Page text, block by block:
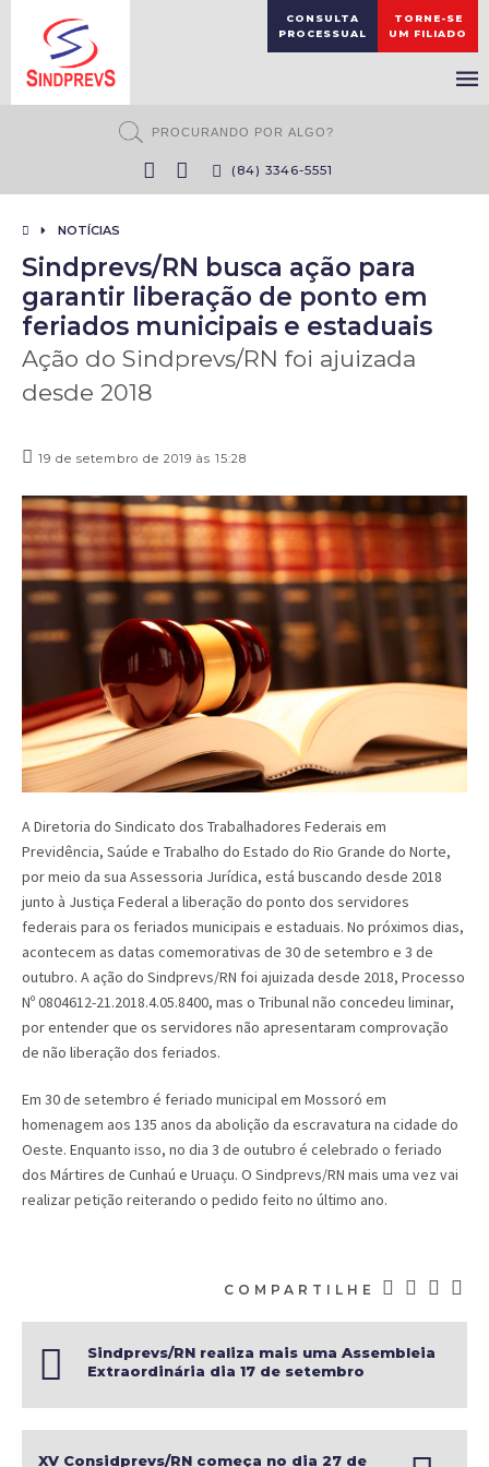
CONSULTA
PROCESSUAL
TORNE-SE
UM FILIADO
(84) 3346-5551
NOTÍCIAS
Sindprevs/RN busca ação para
garantir liberação de ponto em
feriados municipais e estaduais
Ação do Sindprevs/RN foi ajuizada
desde 2018
19 de setembro de 2019 às 15:28
A Diretoria do Sindicato dos Trabalhadores Federais em
Previdência, Saúde e Trabalho do Estado do Rio Grande do Norte,
por meio da sua Assessoria Jurídica, está buscando desde 2018
junto à Justiça Federal a liberação do ponto dos servidores
federais para os feriados municipais e estaduais. No próximos dias,
acontecem as datas comemorativas de 30 de setembro e 3 de
outubro. A ação do Sindprevs/RN foi ajuizada desde 2018, Processo
Nº 0804612-21.2018.4.05.8400, mas o Tribunal não concedeu liminar,
por entender que os servidores não apresentaram comprovação
de não liberação dos feriados.
Em 30 de setembro é feriado municipal em Mossoró em
homenagem aos 135 anos da abolição da escravatura na cidade do
Oeste. Enquanto isso, no dia 3 de outubro é celebrado o feriado
dos Mártires de Cunhaú e Uruaçu. O Sindprevs/RN mais uma vez vai
realizar petição reiterando o pedido feito no último ano.
COMPARTILHE
Sindprevs/RN realiza mais uma Assembleia
Extraordinária dia 17 de setembro
XV Considprevs/RN começa no dia 27 de